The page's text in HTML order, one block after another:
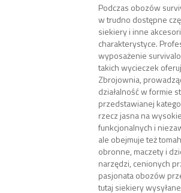
Podczas obozów
w trudno dostępne
siekiery i inne
charakterystyce.
wyposażenie
takich wycieczek
Zbrojownia,
działalność w formie
przedstawianej
rzecz jasna na
funkcjonalnych i
ale obejmuje też
obronne, maczety i
narzędzi, cenionych
pasjonata obozów
tutaj siekiery